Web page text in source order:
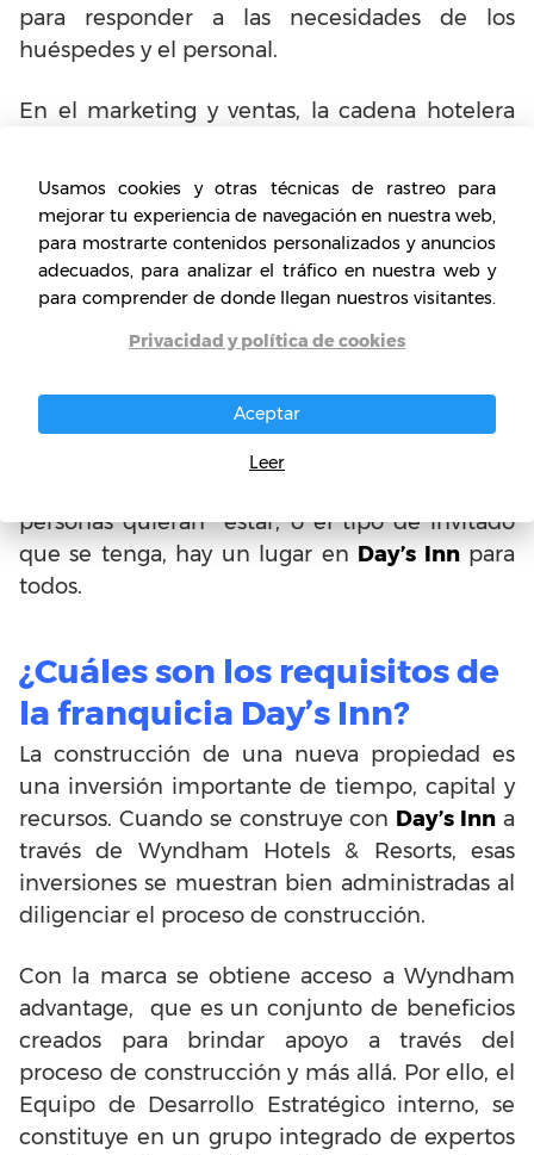
para responder a las necesidades de los
huéspedes y el personal.
En el marketing y ventas, la cadena hotelera
para mejorar las marcas, controlar las
percepciones y dirigir la demanda.
Las cadenas de hoteles Day’s Inn, a través de
Wyndham Hotels & Resorts, fomentan el
equilibrio entre la tradición y la innovación. La
con otras que son icónicas y reconocibles con
décadas de rica historia.
personas quieran estar, o el tipo de invitado
que se tenga, hay un lugar en Day’s Innpara
todos.
¿Cuáles son los requisitos de
la franquicia Day’s Inn?
La construcción de una nueva propiedad es
una inversión importante de tiempo, capital y
recursos. Cuando se construye con Day’s Inn a
través de Wyndham Hotels & Resorts, esas
inversiones se muestran bien administradas al
diligenciar el proceso de construcción.
Con la marca se obtiene acceso a Wyndham
advantage, que es un conjunto de beneficios
creados para brindar apoyo a través del
proceso de construcción y más allá. Por ello, el
Equipo de Desarrollo Estratégico interno, se
constituye en un grupo integrado de expertos
Usamos cookies y otras técnicas de rastreo para
mejorar tu experiencia de navegación en nuestra web,
para mostrarte contenidos personalizados y anuncios
adecuados, para analizar el tráfico en nuestra web y
para comprender de donde llegan nuestros visitantes.
Privacidad y política de cookies
Aceptar
Leer